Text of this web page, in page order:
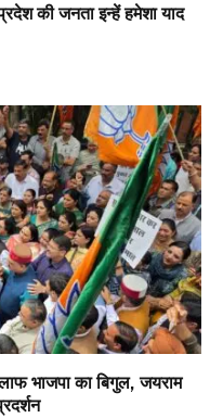
की जनता इन्हें हमेशा याद
भाजपा का बिगुल, जयराम